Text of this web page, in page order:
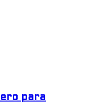
para